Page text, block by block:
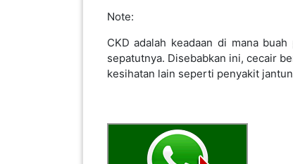
Note:
CKD adalah keadaan di mana
sepatutnya. Disebabkan ini, cecair
kesihatan lain seperti penyakit